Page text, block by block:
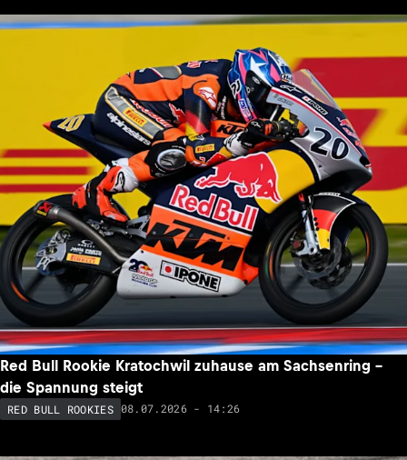
Red Bull Rookie Kratochwil zuhause am Sachsenring –
die Spannung steigt
RED BULL ROOKIES 08.07.2026 - 14:26